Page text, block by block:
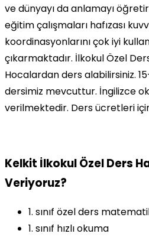
ve dünyayı da anlamayı
eğitim çalışmaları hafızası
koordinasyonlarını çok iyi
çıkarmaktadır. İlkokul Özel
Hocalardan ders alabilirsiniz.
dersimiz mevcuttur. İngilizce
verilmektedir. Ders ücretleri
Kelkit İlkokul Özel Ders
Veriyoruz?
1. sınıf özel ders
1. sınıf hızlı okuma